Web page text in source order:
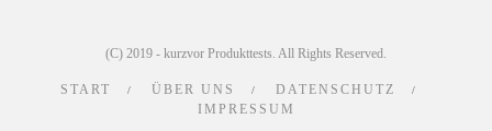
(C) 2019 - kurzvor Produkttests. All Rights Reserved.
START ÜBER UNS
DATENSCHUTZ
IMPRESSUM